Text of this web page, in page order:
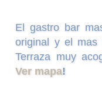
El gastro bar
original y el mas
Terraza muy
Ver mapa!